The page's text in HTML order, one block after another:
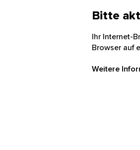
Bitte
Ihr Internet-
Browser auf
Weitere